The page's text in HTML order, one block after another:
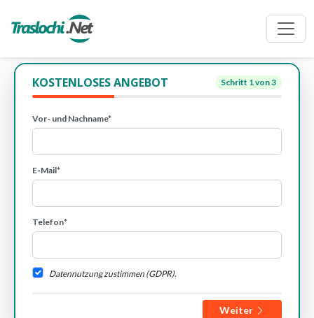
KOSTENLOSES ANGEBOT Schritt 1von 3
Vor- und Nachname*
E-Mail*
Telefon*
Datennutzung zustimmen (GDPR).
Weiter